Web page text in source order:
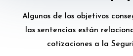
Algunos de los objetivos
las sentencias están
cotizaciones a la